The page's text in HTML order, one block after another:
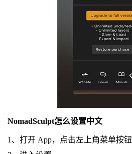
NomadSculpt怎么设置中文
1、打开 App，点击左上角菜单按钮